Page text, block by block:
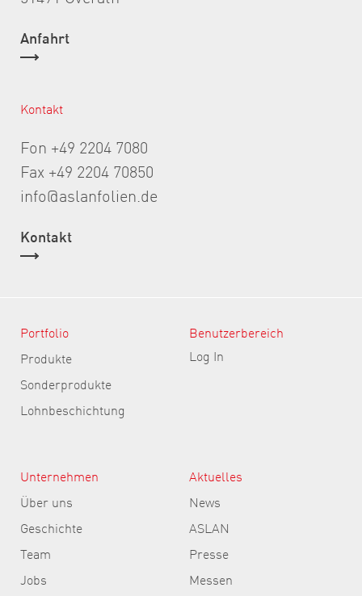
Anfahrt
Kontakt
Fon +49 2204 7080
Fax +49 2204 70850
info@aslanfolien.de
Kontakt
Portfolio
Produkte
Sonderprodukte
Lohnbeschichtung
Benutzerbereich
Log In
Unternehmen
Über uns
Geschichte
Team
Jobs
Aktuelles
News
ASLAN
Presse
Messen